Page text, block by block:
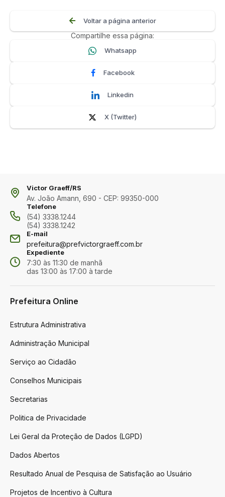
Voltar a página anterior
Compartilhe essa página:
Whatsapp
Facebook
Linkedin
X (Twitter)
Victor Graeff/RS
Av. João Amann, 690 - CEP: 99350-000
Telefone
(54) 3338.1244
(54) 3338.1242
E-mail
prefeitura@prefvictorgraeff.com.br
Expediente
7:30 às 11:30 de manhã
das 13:00 às 17:00 à tarde
Prefeitura Online
Estrutura Administrativa
Administração Municipal
Serviço ao Cidadão
Conselhos Municipais
Secretarias
Politica de Privacidade
Lei Geral da Proteção de Dados (LGPD)
Dados Abertos
Resultado Anual de Pesquisa de Satisfação ao Usuário
Projetos de Incentivo à Cultura